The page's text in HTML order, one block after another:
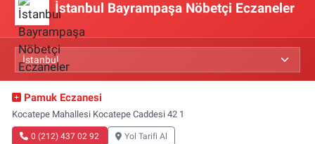
İstanbul Bayrampaşa Nöbetçi Eczaneler
Pamuk Eczanesi
Kocatepe Mahallesi Kocatepe Caddesi 42 1
0 (212) 437 02 92 Yol Tarifi Al